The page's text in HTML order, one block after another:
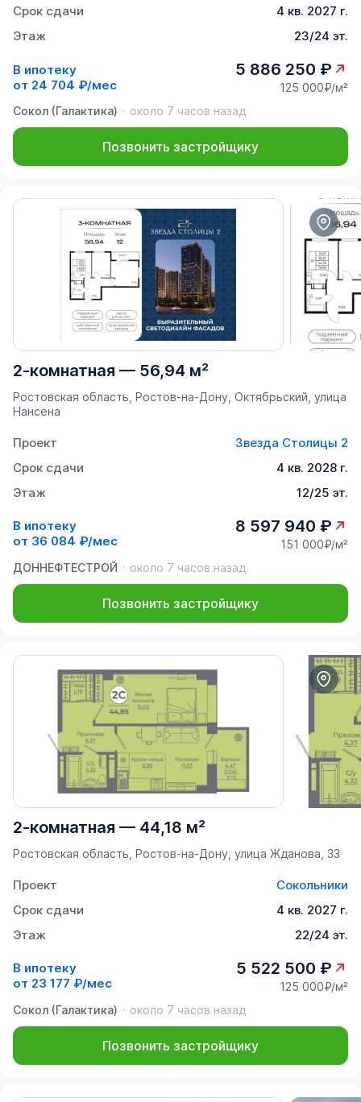
Срок сдачи
4 кв. 2027 г.
Этаж
23/24 эт.
В ипотеку
от 24 704 ₽/мес
5 886 250 ₽
125 000₽/м²
Сокол (Галактика)
около 7 часов назад
Позвонить застройщику
2-комнатная — 56,94 м²
Ростовская область, Ростов-на-Дону, Октябрьский, улица
Нансена
Проект
Звезда Столицы 2
Срок сдачи
4 кв. 2028 г.
Этаж
12/25 эт.
В ипотеку
от 36 084 ₽/мес
8 597 940 ₽
151 000₽/м²
ДОННЕФТЕСТРОЙ
около 7 часов назад
Позвонить застройщику
2-комнатная — 44,18 м²
Ростовская область, Ростов-на-Дону, улица Жданова, 33
Проект
Сокольники
Срок сдачи
4 кв. 2027 г.
Этаж
22/24 эт.
В ипотеку
от 23 177 ₽/мес
5 522 500 ₽
125 000₽/м²
Сокол (Галактика)
около 7 часов назад
Позвонить застройщику